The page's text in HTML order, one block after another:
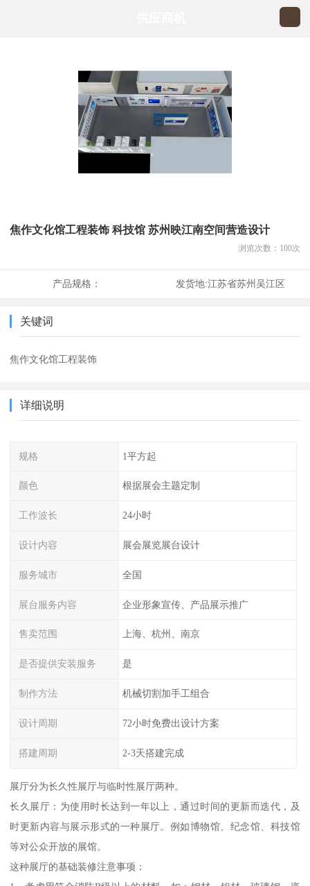
焦作文化馆工程装饰 科技馆 苏州映江南空间营造设计
浏览次数： 100次
产品规格： 发货地:江苏省苏州吴江区
关键词
焦作文化馆工程装饰
详细说明
规格 1平方起
颜色 根据展会主题定制
工作波长 24小时
设计内容 展会展览展台设计
服务城市 全国
展台服务内容 企业形象宣传、产品展示推广
售卖范围 上海、杭州、南京
是否提供安装服务 是
制作方法 机械切割加手工组合
设计周期 72小时免费出设计方案
搭建周期 2-3天搭建完成
展厅分为长久性展厅与临时性展厅两种。
长久展厅：为使用时长达到一年以上，通过时间的更新而迭代，及
时更新内容与展示形式的一种展厅。例如博物馆、纪念馆、科技馆
等对公众开放的展馆。
这种展厅的基础装修注意事项：